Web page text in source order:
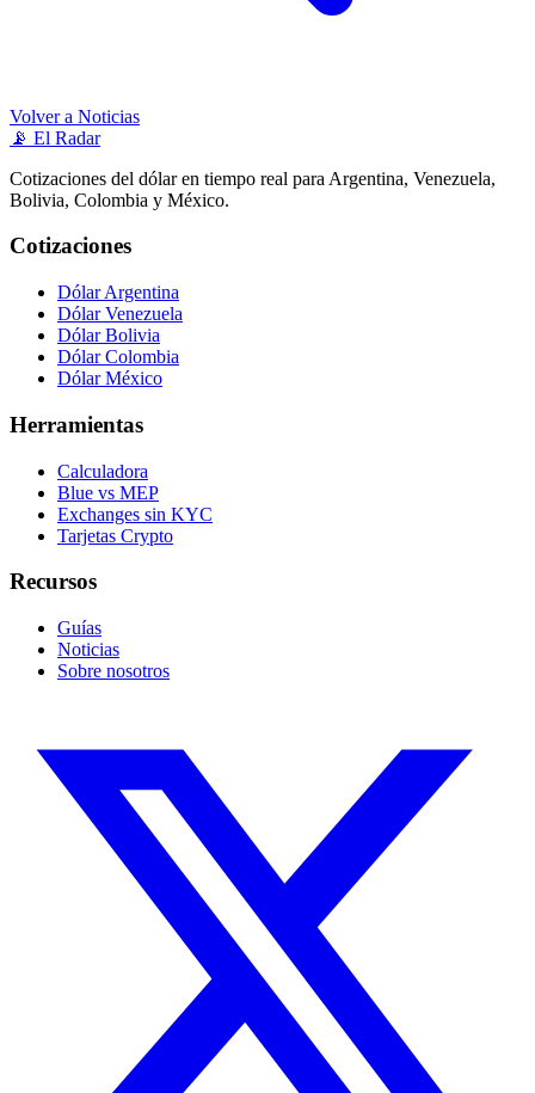
Volver a Noticias
📡 El Radar
Cotizaciones del dólar en tiempo real para Argentina, Venezuela,
Bolivia, Colombia y México.
Cotizaciones
Dólar Argentina
Dólar Venezuela
Dólar Bolivia
Dólar Colombia
Dólar México
Herramientas
Calculadora
Blue vs MEP
Exchanges sin KYC
Tarjetas Crypto
Recursos
Guías
Noticias
Sobre nosotros